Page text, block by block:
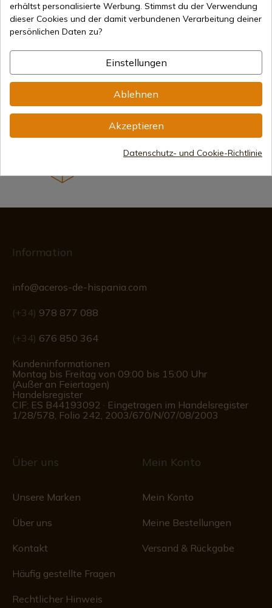
24,95 € In den Warenkorb
Online-Verkauf seit 1998
Sichere Zahlungsmethoden
Information
info@aceros-de-hispania.com
(+34) 978 877 088
(+34) 676 850 364
Kundeninformationen
Montag bis Freitag von 09:00 bis 15:00 Uhr
(Außer an Feiertagen)
Handelsregister
CIF: ES B44193092 · Eingetragen im Handelsregister
1/28/578, Folio 242, 2003/670/N/07/08/2003
Über uns
Unsere Marken
Über uns
Kontakt
Häufig gestellte Fragen
Rechtlicher Hinweis
Mein Konto
Mein Konto
Meine Bestellungen
Versand & Rückgabe
erhältst personalisierte Werbung. Stimmst du der Verwendung
dieser Cookies und der damit verbundenen Verarbeitung deiner
persönlichen Daten zu?
Einstellungen
Ablehnen
Akzeptieren
Datenschutz- und Cookie-Richtlinie